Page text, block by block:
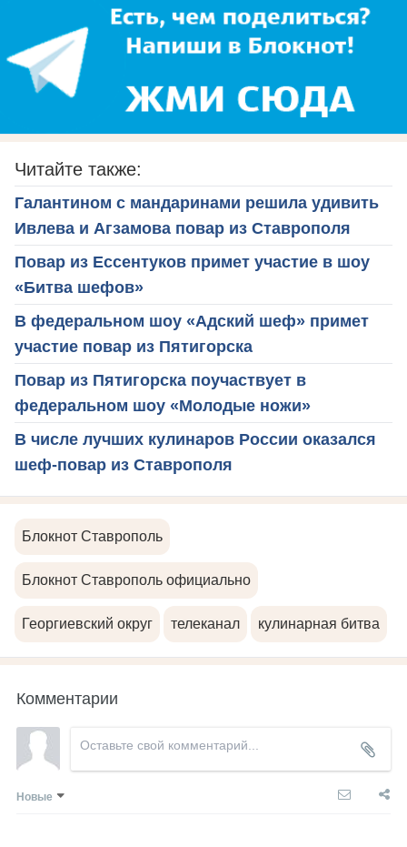
Читайте также:
Галантином с мандаринами решила удивить
Ивлева и Агзамова повар из Ставрополя
Повар из Ессентуков примет участие в шоу
«Битва шефов»
В федеральном шоу «Адский шеф» примет
участие повар из Пятигорска
Повар из Пятигорска поучаствует в
федеральном шоу «Молодые ножи»
В числе лучших кулинаров России оказался
шеф-повар из Ставрополя
Блокнот Ставрополь
Блокнот Ставрополь официально
Георгиевский округ телеканал кулинарная битва
Комментарии
Новые